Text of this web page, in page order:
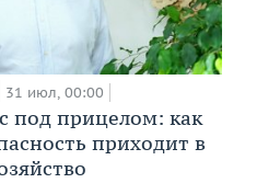
31 июл, 00:00
под прицелом: как
приходит в